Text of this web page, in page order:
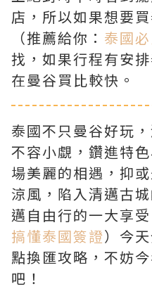
店，所以如果想要
（推薦給你： 泰國
找，如果行程有安
在曼谷買比較快。
泰國不只曼谷好玩
不容小覷，鑽進特
場美麗的相遇，抑
涼風，陷入清邁古
邁自由行的一大享
搞懂泰國簽證）今
點換匯攻略，不妨
吧！